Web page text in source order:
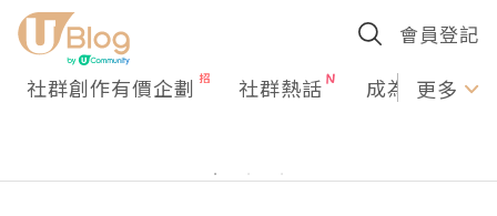
會員登記
社群創作有價企劃 社群熱話 成為U更多